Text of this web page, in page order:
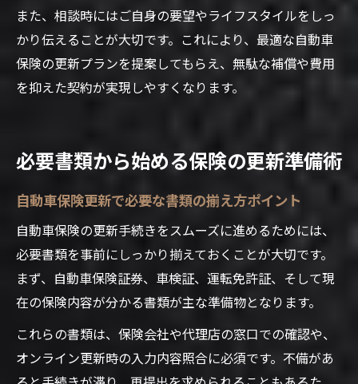
また、相談時にはご自身の要望やライフスタイルをしっ
かり伝えることが大切です。これにより、最適な自動車
保険の更新プランを提案してもらえ、無駄な補償や費用
を抑えた契約が実現しやすくなります。
必要書類から始める保険の更新準備術
自動車保険更新で必要な書類の揃え方ポイント
自動車保険の更新手続きをスムーズに進めるためには、
必要書類を事前にしっかり揃えておくことが大切です。
まず、自動車保険証券、車検証、運転免許証、そして現
在の保険内容が分かる書類が主な準備物となります。
これらの書類は、保険会社や代理店の窓口での確認や、
オンライン更新時の入力内容照合に必須です。不備があ